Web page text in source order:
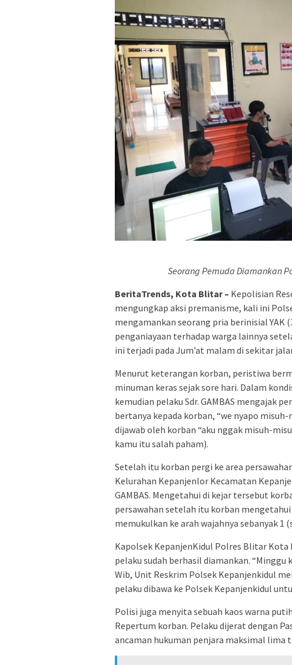
Seorang Pemuda Diamankan
BeritaTrends, Kota Blitar – Kepolisian
mengungkap aksi premanisme, kali ini
mengamankan seorang pria berinisial YAK
penganiayaan terhadap warga lainnya
ini terjadi pada Jum’at malam di sekitar
Menurut keterangan korban, peristiwa
minuman keras sejak sore hari. Dalam
kemudian pelaku Sdr. GAMBAS mengajak
bertanya kepada korban, “we nyapo
dijawab oleh korban “aku nggak misuh-
kamu itu salah paham).
Setelah itu korban pergi ke area
Kelurahan Kepanjenlor Kecamatan
GAMBAS. Mengetahui di kejar tersebut
persawahan setelah itu korban
memukulkan ke arah wajahnya sebanyak
Kapolsek KepanjenKidul Polres Blitar
pelaku sudah berhasil diamankan. “Minggu
Wib, Unit Reskrim Polsek Kepanjenkidul
pelaku dibawa ke Polsek Kepanjenkidul
Polisi juga menyita sebuah kaos warna
Repertum korban. Pelaku dijerat dengan
ancaman hukuman penjara maksimal lima